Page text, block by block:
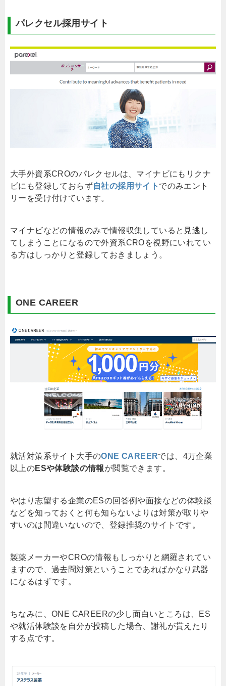
パレクセル採用サイト
大手外資系CROのパレクセルは、マイナビにもリクナ
ビにも登録しておらず自社の採用サイト でのみエント
リーを受け付けています。
マイナビなどの情報のみで情報収集していると見逃し
てしまうことになるので外資系CROを視野にいれてい
る方はしっかりと登録しておきましょう。
ONE CAREER
就活対策系サイト大手のONE CAREERでは、4万企業
以上のESや体験談の情報が閲覧できます。
やはり志望する企業のESの回答例や面接などの体験談
などを知っておくと何も知らないよりは対策が取りや
すいのは間違いないので、登録推奨のサイトです。
製薬メーカーやCROの情報もしっかりと網羅されてい
ますので、過去問対策ということであればかなり武器
になるはずです。
ちなみに、ONE CAREERの少し面白いところは、ES
や就活体験談を自分が投稿した場合、謝礼が貰えたり
する点です。